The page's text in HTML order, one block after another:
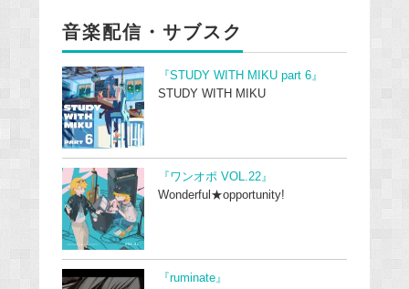
音楽配信・サブスク
『STUDY WITH MIKU part 6』
STUDY WITH MIKU
『ワンオポ VOL.22』
Wonderful★opportunity!
『ruminate』